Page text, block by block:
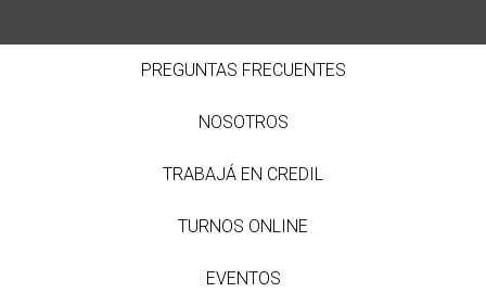
PREGUNTAS FRECUENTES
NOSOTROS
TRABAJÁ EN CREDIL
TURNOS ONLINE
EVENTOS